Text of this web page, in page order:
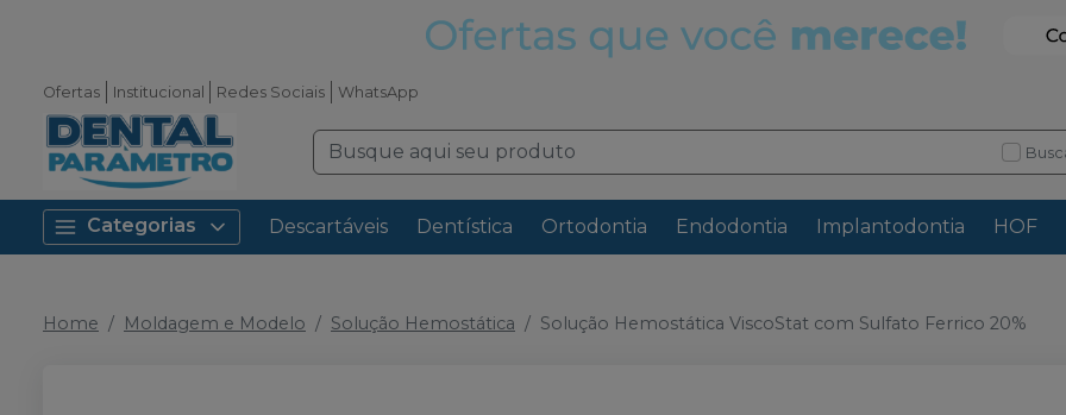
Ofertas Institucional Redes Sociais WhatsApp
Categorias Descartáveis Dentística Ortodontia Endodontia Implantodontia HOF
Home Moldagem e Modelo Solução Hemostática Solução Hemostática ViscoStat com Sulfato Ferrico 20%